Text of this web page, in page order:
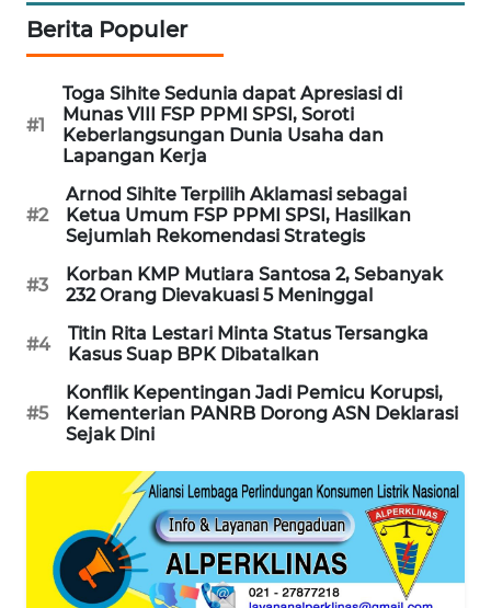
Berita Populer
#1
Toga Sihite Sedunia dapat Apresiasi di
Munas VIII FSP PPMI SPSI, Soroti
Keberlangsungan Dunia Usaha dan
Lapangan Kerja
#2
Arnod Sihite Terpilih Aklamasi sebagai
Ketua Umum FSP PPMI SPSI, Hasilkan
Sejumlah Rekomendasi Strategis
#3
Korban KMP Mutiara Santosa 2, Sebanyak
232 Orang Dievakuasi 5 Meninggal
#4
Titin Rita Lestari Minta Status Tersangka
Kasus Suap BPK Dibatalkan
#5
Konflik Kepentingan Jadi Pemicu Korupsi,
Kementerian PANRB Dorong ASN Deklarasi
Sejak Dini
DESA
WISATA
LAPAK
WAHANA
KONSUMEN
LISTRIK
MASYARAKAT
KELISTRIKAN
WALINKI
ID
MARTABAT
NET